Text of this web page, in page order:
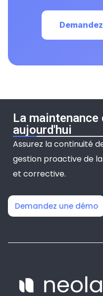
La maintenance
aujourd'hui
Assurez la continuité
gestion proactive de
et corrective.
Demandez une démo